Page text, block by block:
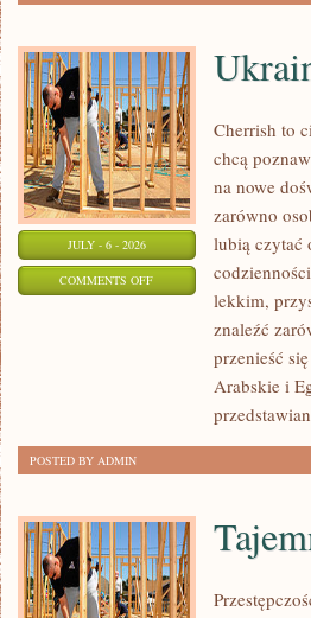
JULY - 6 - 2026
COMMENTS OFFON
Cherrish to
chcą
na nowe
zarówno
lubią czytać
lekkim,
znaleźć
przenieść
Arabskie i
POSTED BY ADMIN